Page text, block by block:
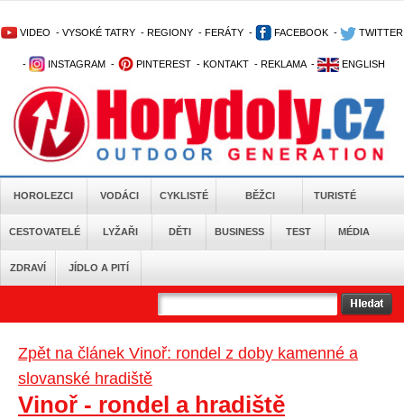
VIDEO - VYSOKÉ TATRY - REGIONY - FERÁTY - FACEBOOK - TWITTER
- INSTAGRAM - PINTEREST - KONTAKT - REKLAMA - ENGLISH
HOROLEZCI VODÁCI CYKLISTÉ BĚŽCI TURISTÉ
CESTOVATELÉ LYŽAŘI DĚTI BUSINESS TEST MÉDIA
ZDRAVÍ JÍDLO A PITÍ
Zpět na článek Vinoř: rondel z doby kamenné a
slovanské hradiště
Vinoř - rondel a hradiště